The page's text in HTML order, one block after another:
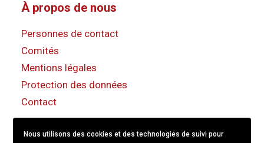
À propos de nous
Personnes de contact
Comités
Mentions légales
Protection des données
Contact
Nous utilisons des cookies et des technologies de suivi pour